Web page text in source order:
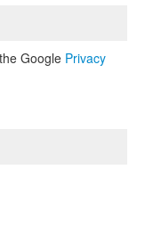
Google Privacy